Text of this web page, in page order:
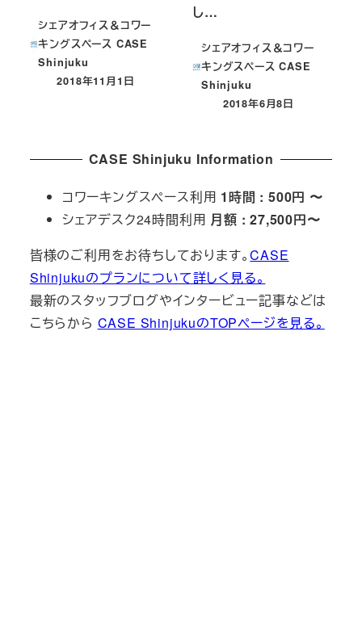
シェアオフィス＆コワー
キングスペース CASE
Shinjuku
投稿日
2018年11月1日
し…
シェアオフィス＆コワー
キングスペース CASE
Shinjuku
投稿日
2018年6月8日
CASE Shinjuku Information
コワーキングスペース利用 1時間 : 500円 〜
シェアデスク24時間利用 月額 : 27,500円〜
皆様のご利用をお待ちしております。CASE
Shinjukuのプランについて詳しく見る。
最新のスタッフブログやインタービュー記事などは
こちらから CASE ShinjukuのTOPページを見る。